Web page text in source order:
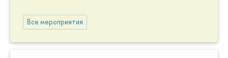
Все мероприятия